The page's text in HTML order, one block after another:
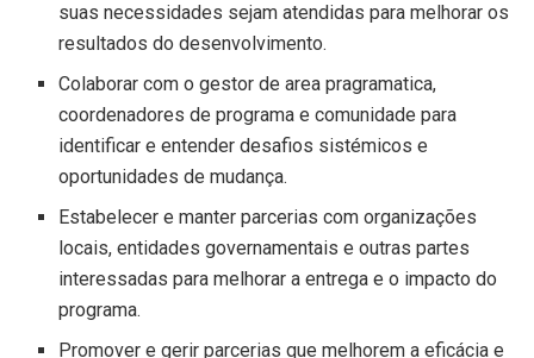
suas necessidades sejam atendidas para melhorar os
resultados do desenvolvimento.
Colaborar com o gestor de area pragramatica,
coordenadores de programa e comunidade para
identificar e entender desafios sistémicos e
oportunidades de mudança.
Estabelecer e manter parcerias com organizações
locais, entidades governamentais e outras partes
interessadas para melhorar a entrega e o impacto do
programa.
Promover e gerir parcerias que melhorem a eficácia e